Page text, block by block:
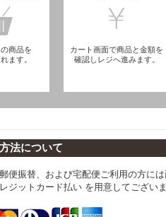
商品を
ます。
カート画面で商品と金額を
確認しレジへ進みます。
法について
便振替、および宅配便ご利用の方に
ジットカード払い を用意してございま